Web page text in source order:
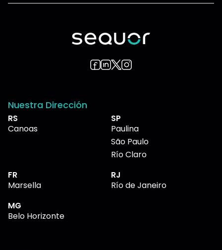
Nuestra Dirección
RS
Canoas
SP
Paulina
São Paulo
Río Claro
FR
Marsella
RJ
Río de Janeiro
MG
Belo Horizonte